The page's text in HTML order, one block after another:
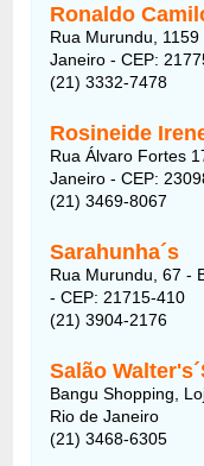
Ronaldo
Rua Murundu,
Janeiro - CEP:
(21) 3332-7478
Rosineide
Rua Álvaro Fortes
Janeiro - CEP:
(21) 3469-8067
Sarahunha´s
Rua Murundu, 67 -
- CEP: 21715-410
(21) 3904-2176
Salão
Bangu Shopping,
Rio de Janeiro
(21) 3468-6305